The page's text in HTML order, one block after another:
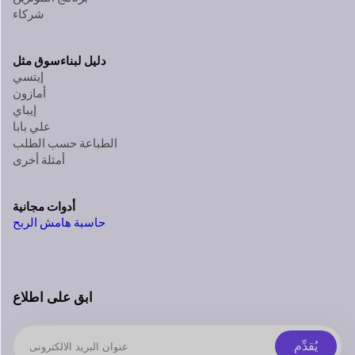
شركاء
دليل لبناءسوق مثل
إيتسي
أمازون
إيباي
علي بابا
الطباعة حسب الطلب
أمثلة أخرى
أدوات مجانية
حاسبة هامش الربح
ابق على اطلاع
يُقدِّم